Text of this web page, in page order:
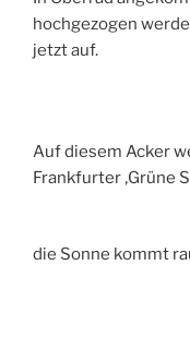
hochgezogen
jetzt auf.
Auf diesem Acker
Frankfurter ‚Grüne
die Sonne kommt